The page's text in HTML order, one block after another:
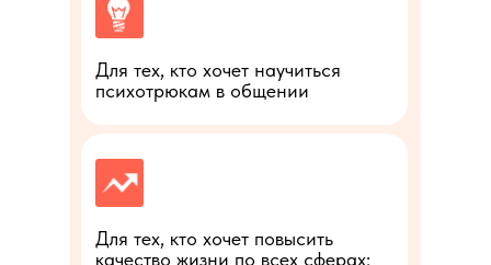
Для тех, кто хочет научиться
психотрюкам в общении
Для тех, кто хочет повысить
качество жизни по всех сферах: